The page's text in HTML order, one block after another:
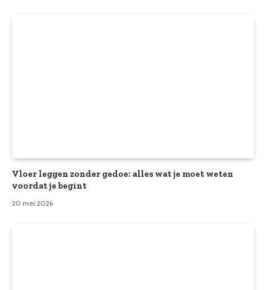
Vloer leggen zonder gedoe: alles wat je moet weten
voordat je begint
20 mei 2026